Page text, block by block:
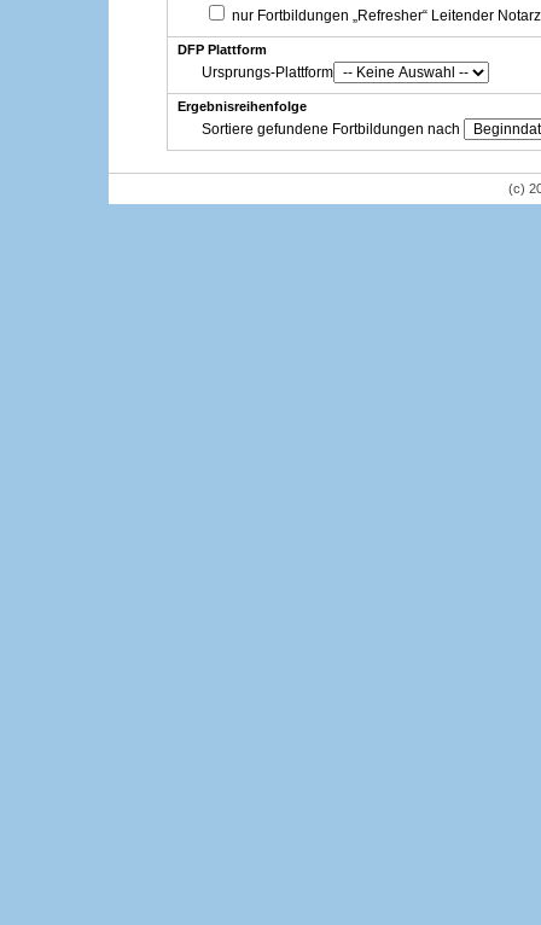
nur Fortbildungen „Refresher“ Leitender
DFP Plattform
Ursprungs-Plattform
Ergebnisreihenfolge
Sortiere gefundene Fortbildungen nach
(c)